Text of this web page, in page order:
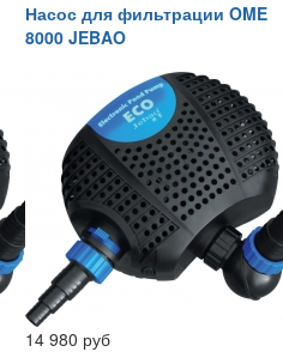
Насос для фильтрации OME
8000 JEBAO
14 980 руб